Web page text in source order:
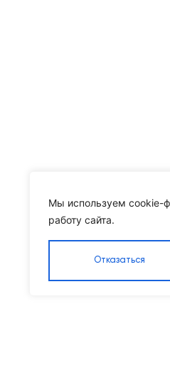
Мы используем cookie-
работу сайта.
Отказаться